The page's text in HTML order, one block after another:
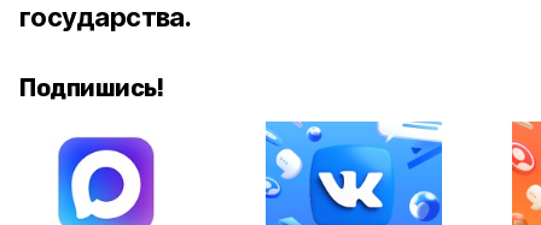
государства.
Подпишись!